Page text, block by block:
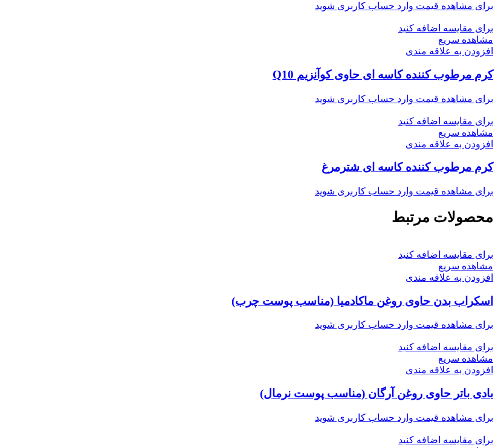
برای مشاهده قیمت وارد حساب کاربری شوید
برای مقایسه اضافه کنید
مشاهده سریع
افزودن به علاقه مندی
کرم مرطوب کننده کاسه ای حاوی کوآنزیم Q10
برای مشاهده قیمت وارد حساب کاربری شوید
برای مقایسه اضافه کنید
مشاهده سریع
افزودن به علاقه مندی
کرم مرطوب کننده کاسه ای شترمرغ
برای مشاهده قیمت وارد حساب کاربری شوید
محصولات مرتبط
برای مقایسه اضافه کنید
مشاهده سریع
افزودن به علاقه مندی
اسکراب بدن حاوی روغن ماکادمیا (مناسب پوست چرب)
برای مشاهده قیمت وارد حساب کاربری شوید
برای مقایسه اضافه کنید
مشاهده سریع
افزودن به علاقه مندی
بادی باتر حاوی روغن آرگان (مناسب پوست نرمال)
برای مشاهده قیمت وارد حساب کاربری شوید
برای مقایسه اضافه کنید